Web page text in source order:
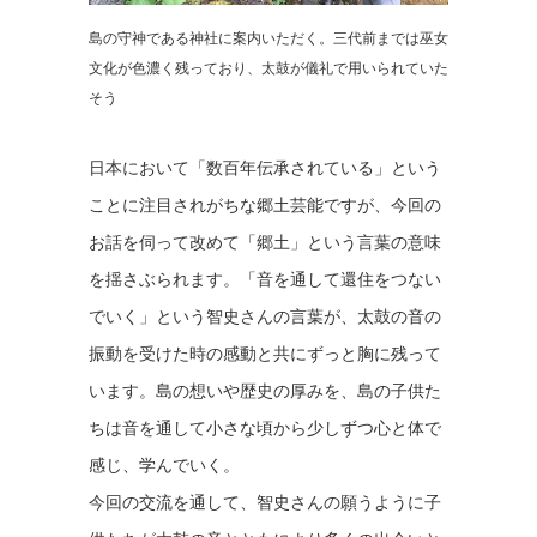
島の守神である神社に案内いただく。三代前までは巫女
文化が色濃く残っており、太鼓が儀礼で用いられていた
そう
日本において「数百年伝承されている」という
ことに注目されがちな郷土芸能ですが、今回の
お話を伺って改めて「郷土」という言葉の意味
を揺さぶられます。「音を通して還住をつない
でいく」という智史さんの言葉が、太鼓の音の
振動を受けた時の感動と共にずっと胸に残って
います。島の想いや歴史の厚みを、島の子供た
ちは音を通して小さな頃から少しずつ心と体で
感じ、学んでいく。
今回の交流を通して、智史さんの願うように子